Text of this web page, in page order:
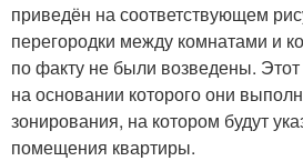
приведён на соответствующем
перегородки между комнатами и
по факту не были возведены.
на основании которого они
зонирования, на котором будут
помещения квартиры.